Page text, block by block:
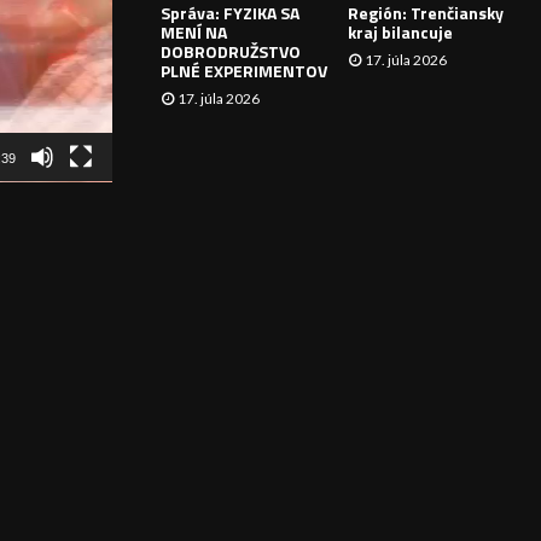
I
Správa: FYZIKA SA
MENÍ NA
DOBRODRUŽSTVO
PLNÉ EXPERIMENTOV
17. júla 2026
Región: Trenčiansky
kraj bilancuje
17. júla 2026